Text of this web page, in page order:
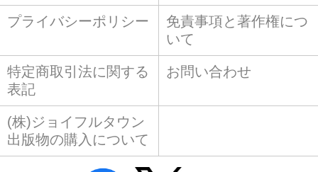
プライバシーポリシー
免責事項と著作権につ
いて
特定商取引法に関する
表記
お問い合わせ
(株)ジョイフルタウン
出版物の購入について